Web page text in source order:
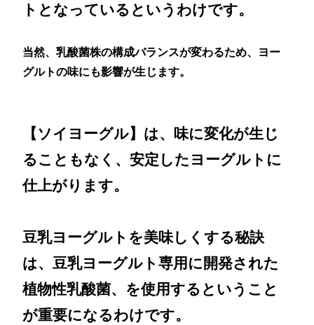
トとなっているというわけです。
当然、乳酸菌株の構成バランスが変わるため、ヨー
グルトの味にも影響が生じます。
【ソイヨーグル】は、味に変化が生じ
ることもなく、安定したヨーグルトに
仕上がります。
豆乳ヨーグルトを美味しくする秘訣
は、豆乳ヨーグルト専用に開発された
植物性乳酸菌、を使用するということ
が重要になるわけです。